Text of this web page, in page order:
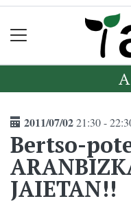
2011/07/0221:30 -
Bertso-
JAIETAN!!